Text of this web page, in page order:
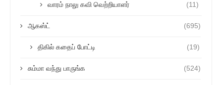
வாரம் நாலு கவி வெற்றியாளர் (11)
ஆகஸ்ட் (695)
திகில் கதைப் போட்டி (19)
சும்மா வந்து பாருங்க (524)